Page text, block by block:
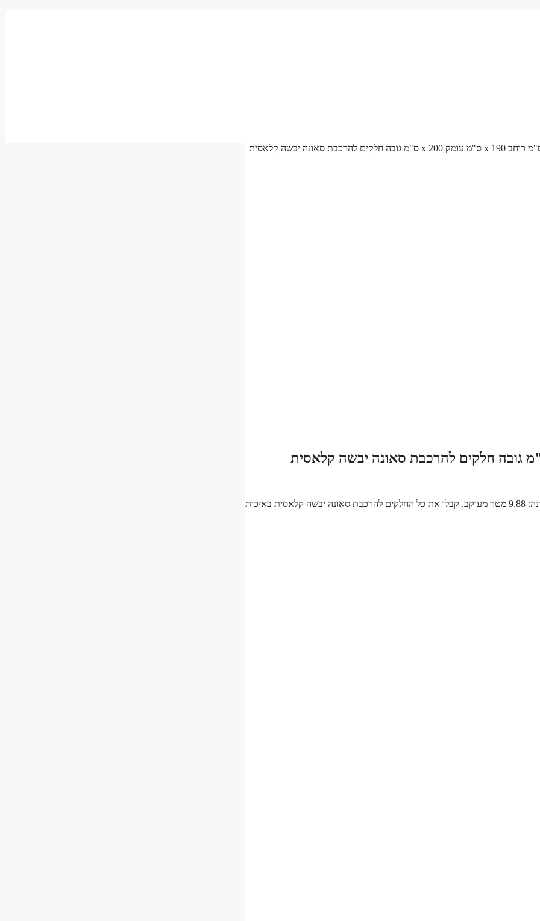
סאונה במידות 260 ס"מ רוחב x 190 ס"מ עומק x 200 ס"מ גובה – נפח סאונה: 9.88 מטר מעוקב. קבלו את כל החלקים להרכבת סאונה יבשה קלאסית באיכות